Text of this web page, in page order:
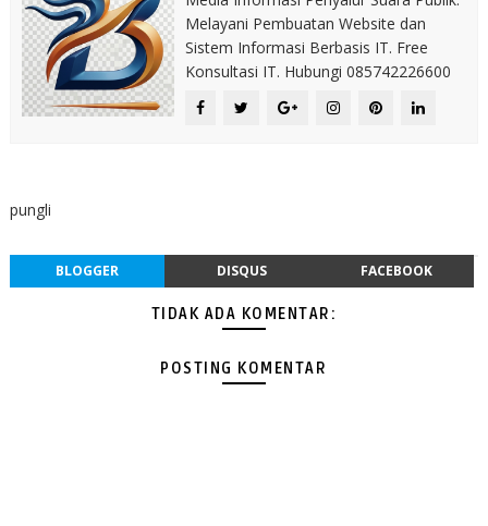
Melayani Pembuatan Website dan
Sistem Informasi Berbasis IT. Free
Konsultasi IT. Hubungi 085742226600
pungli
BLOGGER DISQUS FACEBOOK
TIDAK ADA KOMENTAR:
POSTING KOMENTAR